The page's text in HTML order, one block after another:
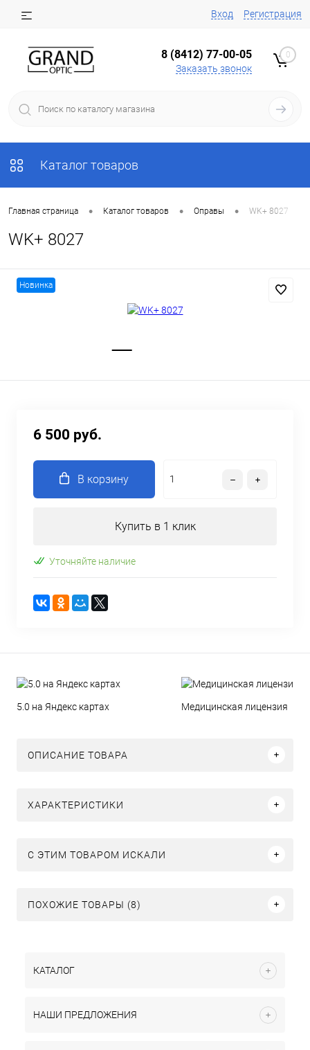
Вход Регистрация
8 (8412) 77-00-05
Заказать звонок
0
Каталог товаров
Главная страница • Каталог товаров • Оправы • WK+ 8027
WK+ 8027
Новинка
6 500 руб.
В корзину
Купить в 1 клик
Уточняйте наличие
5.0 на Яндекс картах Медицинская лицензия
ОПИСАНИЕ ТОВАРА
ХАРАКТЕРИСТИКИ
C ЭТИМ ТОВАРОМ ИСКАЛИ
ПОХОЖИЕ ТОВАРЫ (8)
КАТАЛОГ
НАШИ ПРЕДЛОЖЕНИЯ